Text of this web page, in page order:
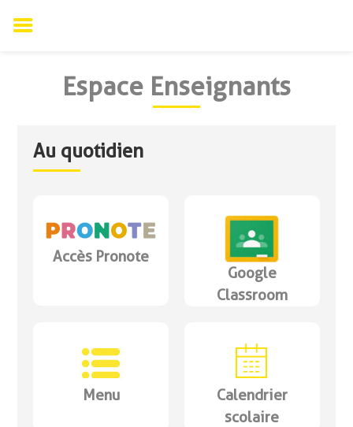
Espace Enseignants
Au quotidien
Accès Pronote
Google
Classroom
Menu
Calendrier
scolaire